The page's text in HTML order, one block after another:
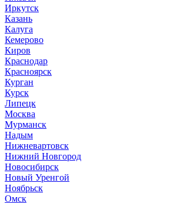
Иркутск
Казань
Калуга
Кемерово
Киров
Краснодар
Красноярск
Курган
Курск
Липецк
Москва
Мурманск
Надым
Нижневартовск
Нижний Новгород
Новосибирск
Новый Уренгой
Ноябрьск
Омск